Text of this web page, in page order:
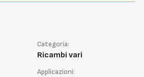
Categoria:
Ricambi vari
Applicazioni: